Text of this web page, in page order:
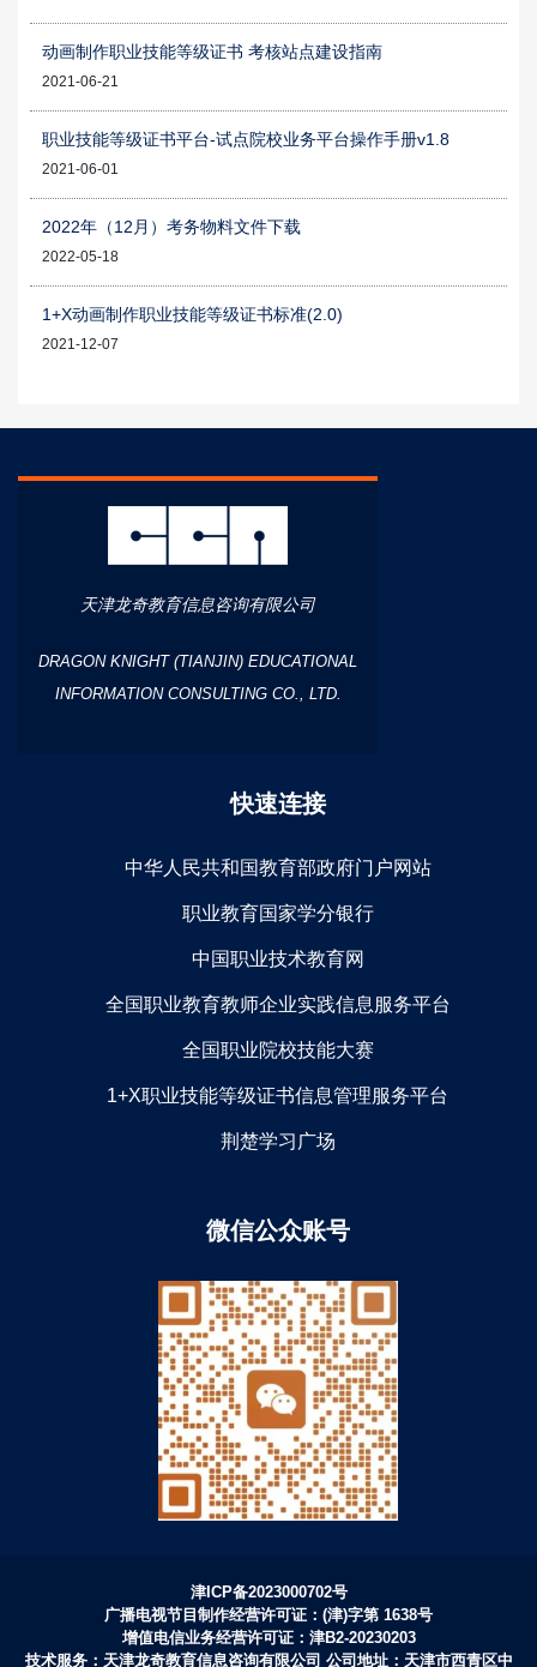
动画制作职业技能等级证书 考核站点建设指南
2021-06-21
职业技能等级证书平台-试点院校业务平台操作手册v1.8
2021-06-01
2022年（12月）考务物料文件下载
2022-05-18
1+X动画制作职业技能等级证书标准(2.0)
2021-12-07
天津龙奇教育信息咨询有限公司
DRAGON KNIGHT (TIANJIN) EDUCATIONAL
INFORMATION CONSULTING CO., LTD.
快速连接
中华人民共和国教育部政府门户网站
职业教育国家学分银行
中国职业技术教育网
全国职业教育教师企业实践信息服务平台
全国职业院校技能大赛
1+X职业技能等级证书信息管理服务平台
荆楚学习广场
微信公众账号
津ICP备2023000702号
广播电视节目制作经营许可证：(津)字第 1638号
增值电信业务经营许可证：津B2-20230203
技术服务：天津龙奇教育信息咨询有限公司 公司地址：天津市西青区中